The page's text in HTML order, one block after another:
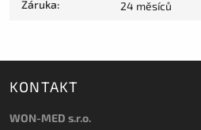
Záruka: 24 měsíců
KONTAKT
WON-MED s.r.o.